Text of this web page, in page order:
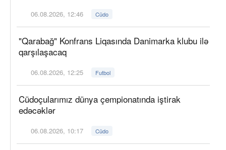
06.08.2026, 12:46 Cüdo
"Qarabağ" Konfrans Liqasında Danimarka klubu ilə
qarşılaşacaq
06.08.2026, 12:25 Futbol
Cüdoçularımız dünya çempionatında iştirak
edəcəklər
06.08.2026, 10:17 Cüdo